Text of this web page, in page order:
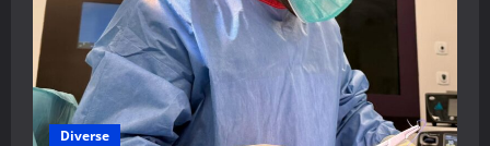
Diverse